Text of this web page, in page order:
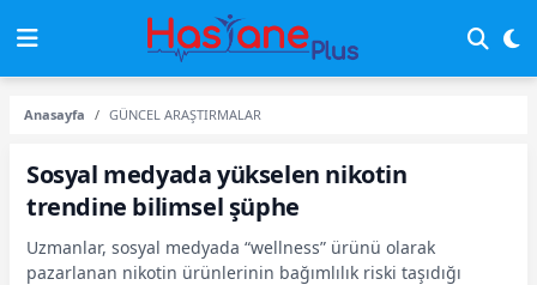
Anasayfa GÜNCEL ARAŞTIRMALAR
Sosyal medyada yükselen nikotin
trendine bilimsel şüphe
Uzmanlar, sosyal medyada “wellness” ürünü olarak
pazarlanan nikotin ürünlerinin bağımlılık riski taşıdığı